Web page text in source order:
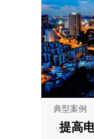
典型案例
提高